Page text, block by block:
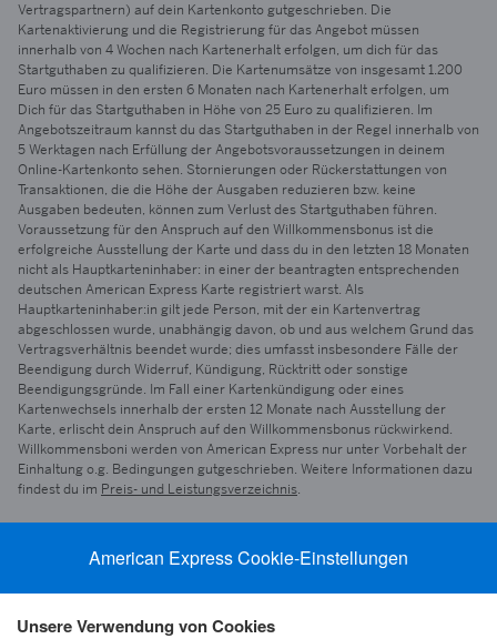
Vertragspartnern) auf dein Kartenkonto gutgeschrieben. Die
Kartenaktivierung und die Registrierung für das Angebot müssen
innerhalb von 4 Wochen nach Kartenerhalt erfolgen, um dich für das
Startguthaben zu qualifizieren. Die Kartenumsätze von insgesamt 1.200
Euro müssen in den ersten 6 Monaten nach Kartenerhalt erfolgen, um
Dich für das Startguthaben in Höhe von 25 Euro zu qualifizieren. Im
Angebotszeitraum kannst du das Startguthaben in der Regel innerhalb von
5 Werktagen nach Erfüllung der Angebotsvoraussetzungen in deinem
Online-Kartenkonto sehen. Stornierungen oder Rückerstattungen von
Transaktionen, die die Höhe der Ausgaben reduzieren bzw. keine
Ausgaben bedeuten, können zum Verlust des Startguthaben führen.
Voraussetzung für den Anspruch auf den Willkommensbonus ist die
erfolgreiche Ausstellung der Karte und dass du in den letzten 18 Monaten
nicht als Hauptkarteninhaber: in einer der beantragten entsprechenden
deutschen American Express Karte registriert warst. Als
Hauptkarteninhaber:in gilt jede Person, mit der ein Kartenvertrag
abgeschlossen wurde, unabhängig davon, ob und aus welchem Grund das
Vertragsverhältnis beendet wurde; dies umfasst insbesondere Fälle der
Beendigung durch Widerruf, Kündigung, Rücktritt oder sonstige
Beendigungsgründe. Im Fall einer Kartenkündigung oder eines
Kartenwechsels innerhalb der ersten 12 Monate nach Ausstellung der
Karte, erlischt dein Anspruch auf den Willkommensbonus rückwirkend.
Willkommensboni werden von American Express nur unter Vorbehalt der
Einhaltung o.g. Bedingungen gutgeschrieben. Weitere Informationen dazu
findest du im Preis- und Leistungsverzeichnis.
4) Die Membership Rewards® Gebühr von 30 Euro wird jährlich deinem
gestellt. Nach Aktivierung des Membership Rewards® Programms